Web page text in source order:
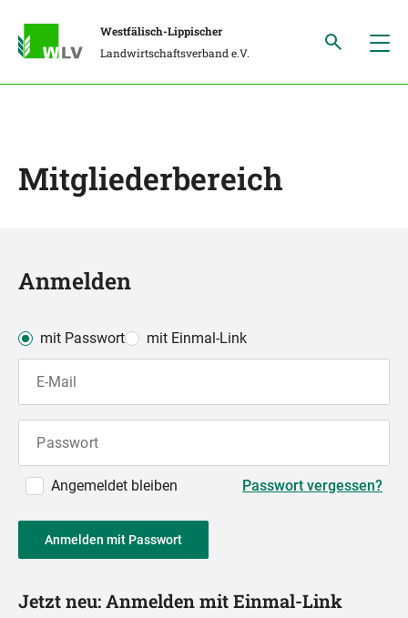
Westfälisch-Lippischer
Landwirtschaftsverband e.V.
Mitgliederbereich
Anmelden
mit Passwort mit Einmal-Link
E-Mail
Passwort
Angemeldet bleiben Passwort vergessen?
Anmelden mit Passwort
Jetzt neu: Anmelden mit Einmal-Link